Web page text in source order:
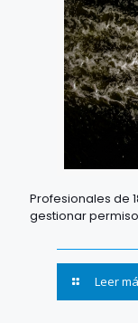
Profesionales de
gestionar
Leer